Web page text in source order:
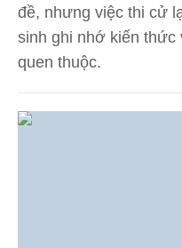
đề, nhưng việc thi cử
sinh ghi nhớ kiến thức
quen thuộc.